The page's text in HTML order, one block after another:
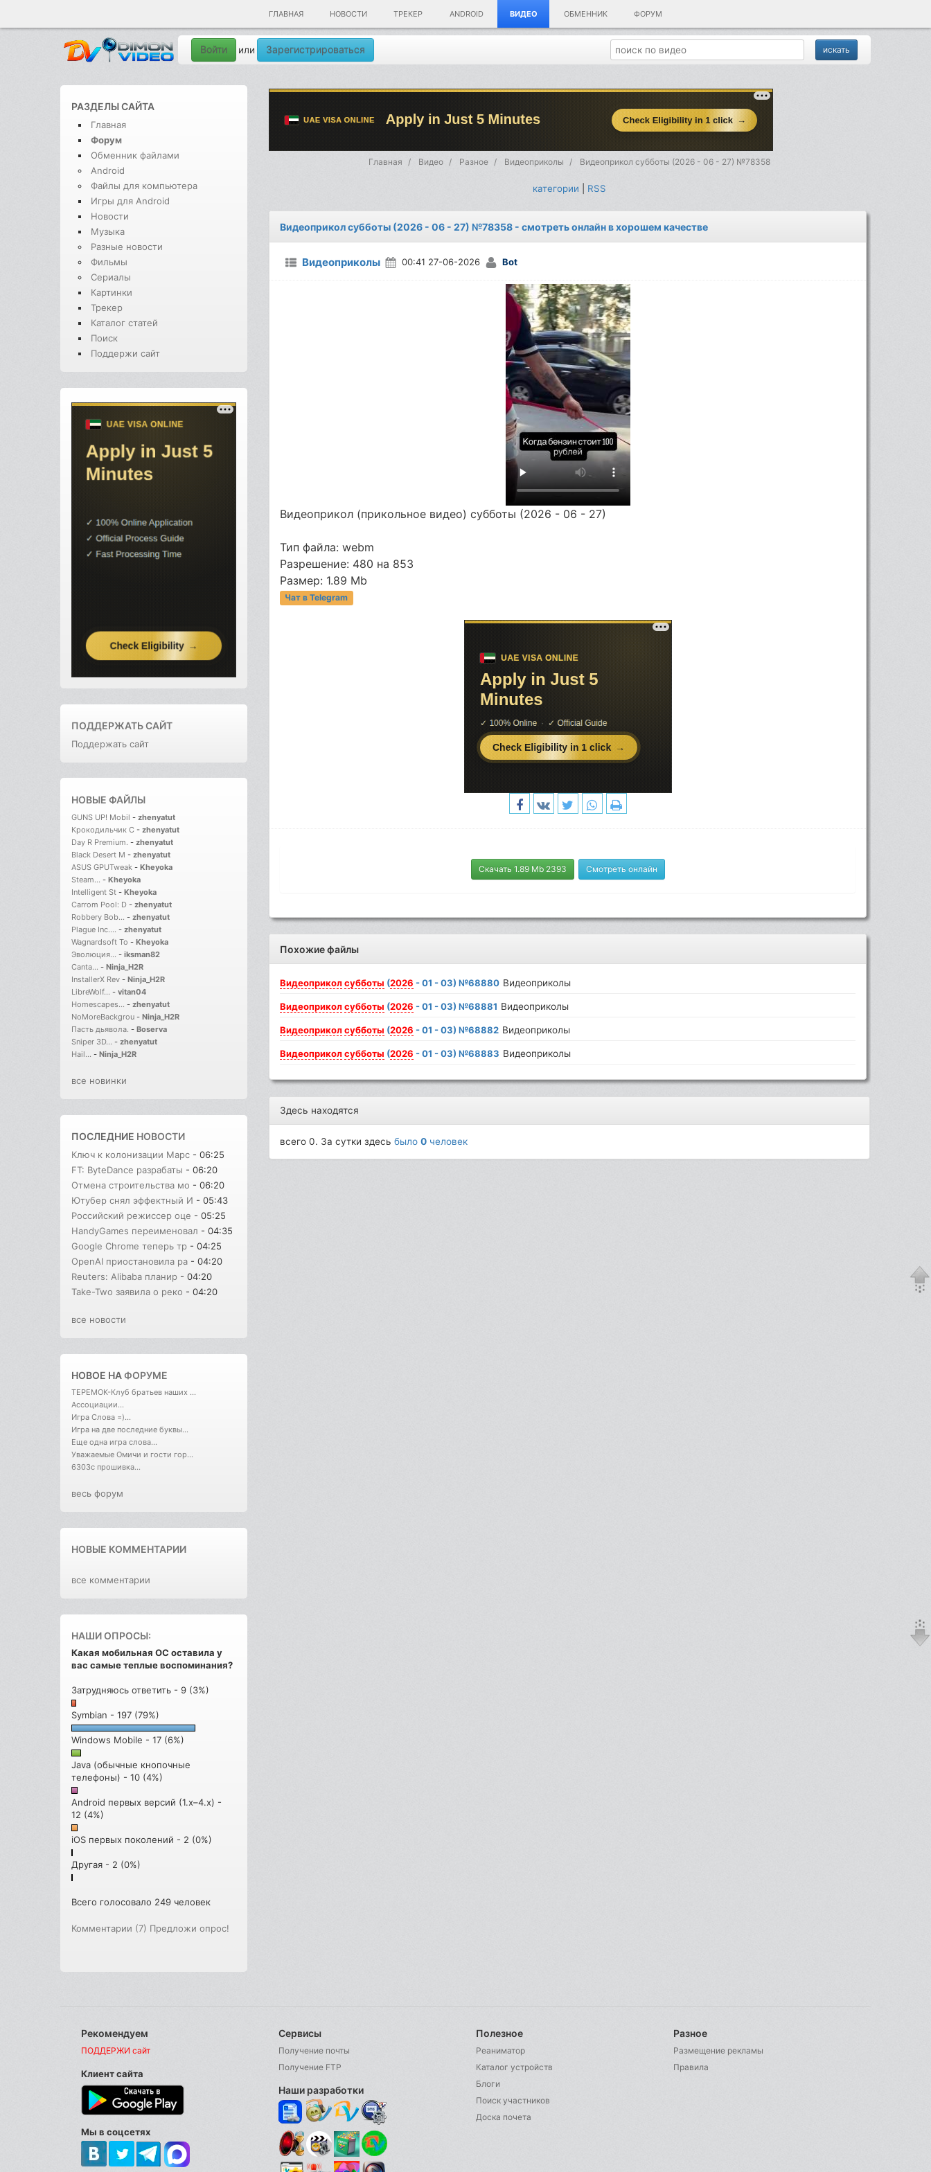
ГЛАВНАЯ НОВОСТИ ТРЕКЕР ANDROID ВИДЕО ОБМЕННИК ФОРУМ
Войти или Зарегистрироваться
РАЗДЕЛЫ САЙТА
Главная
Форум
Обменник файлами
Android
Файлы для компьютера
Игры для Android
Новости
Музыка
Разные новости
Фильмы
Сериалы
Картинки
Трекер
Каталог статей
Поиск
Поддержи сайт
ПОДДЕРЖАТЬ САЙТ
Поддержать сайт
НОВЫЕ ФАЙЛЫ
GUNS UP! Mobil - zhenyatut
Крокодильчик С - zhenyatut
Day R Premium. - zhenyatut
Black Desert M - zhenyatut
ASUS GPUTweak - Kheyoka
Steam... - Kheyoka
Intelligent St - Kheyoka
Carrom Pool: D - zhenyatut
Robbery Bob... - zhenyatut
Plague Inc.... - zhenyatut
Wagnardsoft To - Kheyoka
Эволюция... - iksman82
Canta... - Ninja_H2R
InstallerX Rev - Ninja_H2R
LibreWolf... - vitan04
Homescapes... - zhenyatut
NoMoreBackgrou - Ninja_H2R
Пасть дьявола. - Boserva
Sniper 3D... - zhenyatut
Hail... - Ninja_H2R
все новинки
ПОСЛЕДНИЕ НОВОСТИ
Ключ к колонизации Марс - 06:25
FT: ByteDance разрабаты - 06:20
Отмена строительства мо - 06:20
Ютубер снял эффектный И - 05:43
Российский режиссер оце - 05:25
HandyGames переименовал - 04:35
Google Chrome теперь тр - 04:25
OpenAI приостановила ра - 04:20
Reuters: Alibaba планир - 04:20
Take-Two заявила о реко - 04:20
все новости
НОВОЕ НАФОРУМЕ
ТЕРЕМОК-Клуб братьев наших ...
Ассоциации...
Игра Слова =)...
Игра на две последние буквы...
Еще одна игра слова...
Уважаемые Омичи и гости гор...
6303с прошивка...
весь форум
НОВЫЕ КОММЕНТАРИИ
все комментарии
НАШИ ОПРОСЫ:
Какая мобильная ОС оставила у
вас самые теплые воспоминания?
Затрудняюсь ответить - 9 (3%)
Symbian - 197 (79%)
Windows Mobile - 17 (6%)
Java (обычные кнопочные
телефоны) - 10 (4%)
Android первых версий (1.x–4.x) -
12 (4%)
iOS первых поколений - 2 (0%)
Другая - 2 (0%)
Всего голосовало 249 человек
Комментарии (7) Предложи опрос!
Главная Видео Разное Видеоприколы Видеоприкол субботы (2026 - 06 - 27) №78358
категории RSS
Видеоприкол субботы (2026 - 06 - 27) №78358 - смотреть онлайн в хорошем качестве
Видеоприколы 00:41 27-06-2026 Bot
Видеоприкол (прикольное видео) субботы (2026 - 06 - 27)
Тип файла: webm
Разрешение: 480 на 853
Размер: 1.89 Mb
Чат в Telegram
Скачать 1.89 Mb 2393 Смотреть онлайн
Похожие файлы
Видеоприколсубботы (2026 - 01 - 03) №68880 Видеоприколы
Видеоприколсубботы (2026 - 01 - 03) №68881 Видеоприколы
Видеоприколсубботы (2026 - 01 - 03) №68882 Видеоприколы
Видеоприколсубботы (2026 - 01 - 03) №68883 Видеоприколы
Здесь находятся
всего 0. За сутки здесьбыло0 человек
Рекомендуем
ПОДДЕРЖИ сайт
Клиент сайта
Мы в соцсетях
Сервисы
Получение почты
Получение FTP
Наши разработки
Полезное
Реаниматор
Каталог устройств
Блоги
Поиск участников
Доска почета
Разное
Размещение рекламы
Правила